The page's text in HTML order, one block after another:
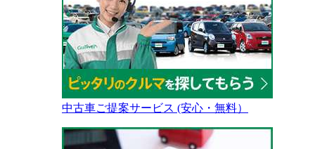
中古車ご提案サービス (安心・無料）